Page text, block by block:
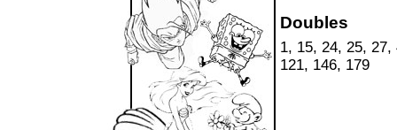
Doubles
1, 15, 24, 25, 27,
121, 146, 179